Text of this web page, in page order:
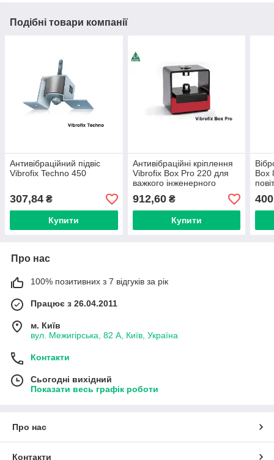
Подібні товари компанії
Антивібраційний підвіс
Vibrofix Techno 450
307,84 ₴
Купити
Антивібраційні кріплення
Vibrofix Box Pro 220 для
важкого інженерного
обладнання
912,60₴
Купити
Box
Про нас
100% позитивних з 7 відгуків за рік
Працює з 26.04.2011
м. Київ
вул. Межигірська, 82 А, Київ, Україна
Контакти
Сьогодні вихідний
Показати весь графік роботи
Про нас
Контакти